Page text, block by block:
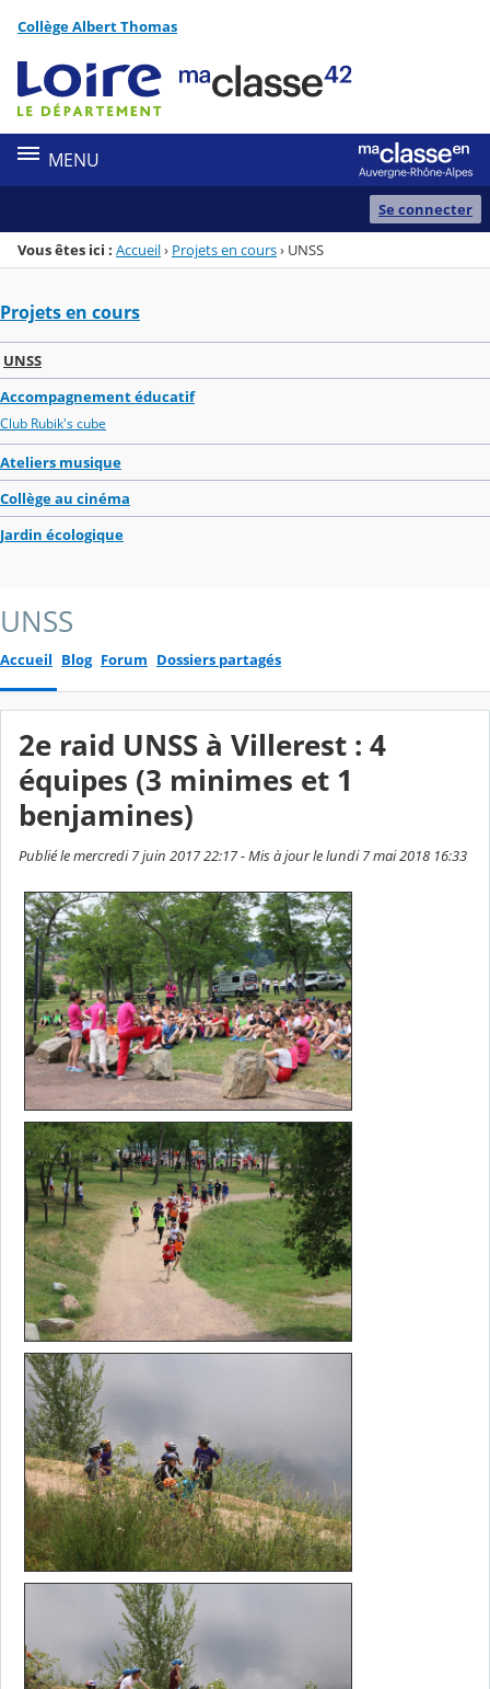
Menu de la rubrique
Contenu
Collège Albert Thomas
MENU
Se connecter
Vous êtes ici : Accueil› Projets en cours› UNSS
Projets en cours
UNSS
Accompagnement éducatif
Club Rubik's cube
Ateliers musique
Collège au cinéma
Jardin écologique
UNSS
Accueil Blog Forum Dossiers partagés
2e raid UNSS à Villerest : 4
équipes (3 minimes et 1
benjamines)
Publié le mercredi 7 juin 2017 22:17 - Mis à jour le lundi 7 mai 2018 16:33